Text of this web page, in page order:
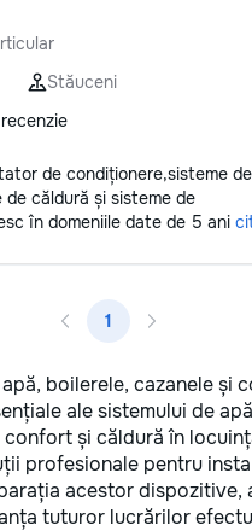
Не спешите
Спасем ваш
Stăuceni
de condiționere,sisteme de
de căldură și sisteme de
în domeniile date de 5 ani
1
boilerele, cazanele și
ale sistemului de
și căldură în
profesionale pentru
acestor dispozitive,
tuturor lucrărilor